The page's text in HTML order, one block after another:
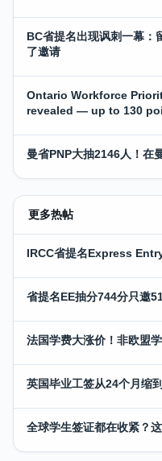
BC省提名出现讽刺一幕：
了邀请
Ontario Workforce
revealed — up to 130
曼省PNP大抽2146人！在
更多热帖
IRCC省提名Express
省提名EE抽分744分只邀
法国学费大涨价！非欧盟
英国毕业工签从24个月缩
全球学生签证都在收紧？